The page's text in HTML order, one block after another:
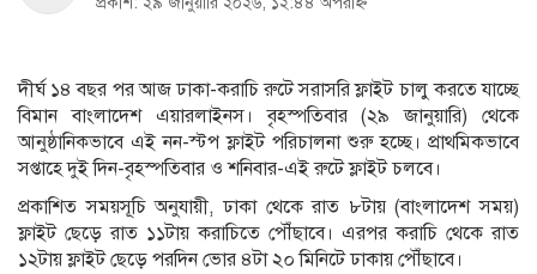
দীর্ঘ ১৪ বছর পর আজ ঢাকা-করাচি রুটে সরাসরি ফ্লাইট চালু করতে যাচ্ছে
বিমান বাংলাদেশ এয়ারলাইনস। বৃহস্পতিবার (২৯ জানুয়ারি) থেকে
আনুষ্ঠানিকভাবে এই নন-স্টপ ফ্লাইট পরিচালনা শুরু হচ্ছে। প্রাথমিকভাবে
সপ্তাহে দুই দিন-বৃহস্পতিবার ও শনিবার-এই রুটে ফ্লাইট চলবে।
প্রকাশিত সময়সূচি অনুযায়ী, ঢাকা থেকে রাত ৮টায় (বাংলাদেশ সময়)
ফ্লাইট ছেড়ে রাত ১১টায় করাচিতে পৌঁছাবে। এরপর করাচি থেকে রাত
১২টায় ফ্লাইট ছেড়ে পরদিন ভোর ৪টা ২০ মিনিটে ঢাকায় পৌঁছাবে।